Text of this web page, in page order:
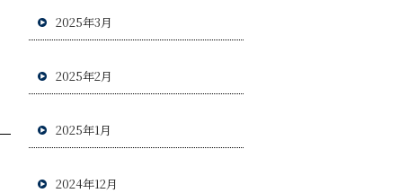
2025年3月
2025年2月
2025年1月
2024年12月